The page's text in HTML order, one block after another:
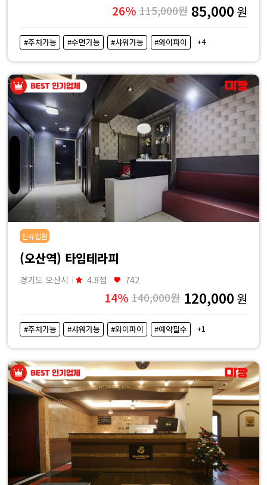
26% 115,000원 85,000 원
#주차가능 #수면가능 #샤워가능 #와이파이 +4
신규입점
(오산역) 타임테라피
경기도 오산시 4.8점 742
14% 140,000원 120,000 원
#주차가능 #샤워가능 #와이파이 #예약필수 +1